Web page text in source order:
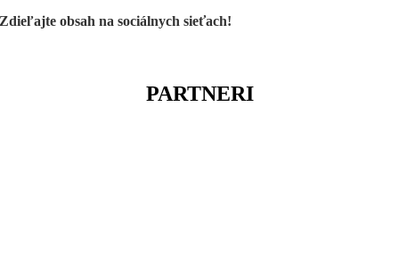
Zdieľajte obsah na sociálnych sieťach!
PARTNERI